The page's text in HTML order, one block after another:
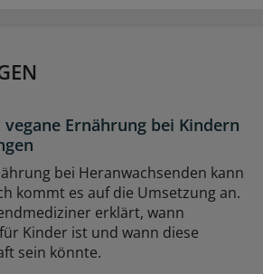
Ernährung bei Kindern
bei Heranwachsenden kann
kommt es auf die Umsetzung an.
erklärt, wann
Kinder ist und wann diese
sein könnte.